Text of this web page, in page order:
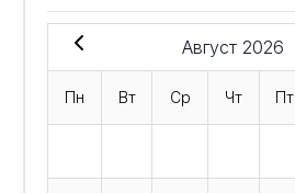
Август 2026
Пн Вт Ср Чт Пт